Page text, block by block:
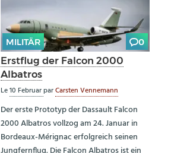
MILITÄR 0
Erstflug der Falcon 2000
Albatros
Le10 FebruarparCarsten Vennemann
Der erste Prototyp der Dassault Falcon
2000 Albatros vollzog am 24. Januar in
Bordeaux-Mérignac erfolgreich seinen